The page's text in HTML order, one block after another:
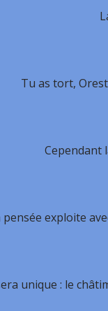
Tu as tort,
Cependant
pensée exploite
unique : le